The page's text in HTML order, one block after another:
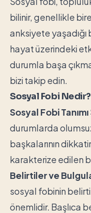
bilinir, genellikle
anksiyete
hayat üzerindeki
durumla başa
bizi takip edin.
Sosyal Fobi Nedir?
Sosyal Fobi Tanımı
durumlarda
başkalarının
karakterize edilen
Belirtiler ve
sosyal fobinin
önemlidir. Başlıca